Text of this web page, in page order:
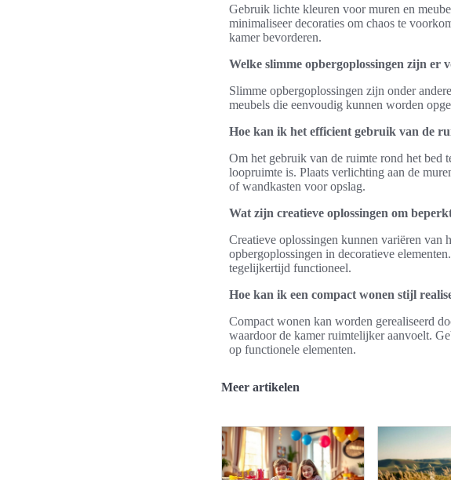
Gebruik lichte kleuren voor muren en
minimaliseer decoraties om chaos te
kamer bevorderen.
Welke slimme opbergoplossingen zijn er
Slimme opbergoplossingen zijn onder
meubels die eenvoudig kunnen worden
Hoe kan ik het efficient gebruik van de
Om het gebruik van de ruimte rond het bed
loopruimte is. Plaats verlichting aan de
of wandkasten voor opslag.
Wat zijn creatieve oplossingen om
Creatieve oplossingen kunnen variëren van
opbergoplossingen in decoratieve
tegelijkertijd functioneel.
Hoe kan ik een compact wonen stijl
Compact wonen kan worden gerealiseerd
waardoor de kamer ruimtelijker aanvoelt.
op functionele elementen.
Meer artikelen